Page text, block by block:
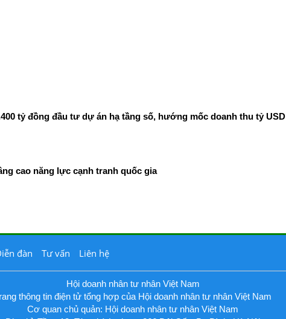
tỷ đồng đầu tư dự án hạ tầng số, hướng mốc doanh thu tỷ USD
cao năng lực cạnh tranh quốc gia
đàn Tư vấn Liên hệ
Hội doanh nhân tư nhân Việt Nam
thông tin điện tử tổng hợp của Hội doanh nhân tư nhân Việt Nam
Cơ quan chủ quản: Hội doanh nhân tư nhân Việt Nam